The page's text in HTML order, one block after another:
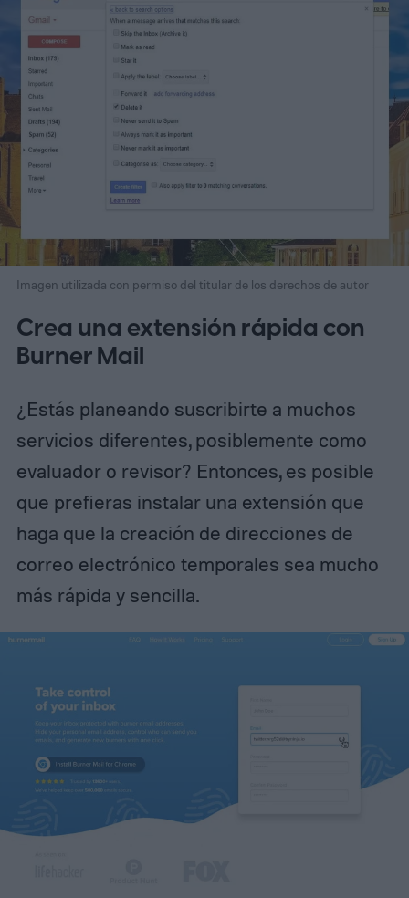
Imagen utilizada con permiso del titular de los derechos de autor
Crea una extensión rápida con
Burner Mail
¿Estás planeando suscribirte a muchos
servicios diferentes, posiblemente como
evaluador o revisor? Entonces, es posible
que prefieras instalar una extensión que
haga que la creación de direcciones de
correo electrónico temporales sea mucho
más rápida y sencilla.